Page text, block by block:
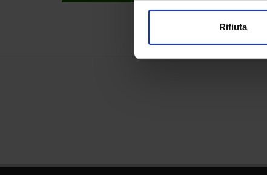
modificare o ritirare il tuo
Rifiuta